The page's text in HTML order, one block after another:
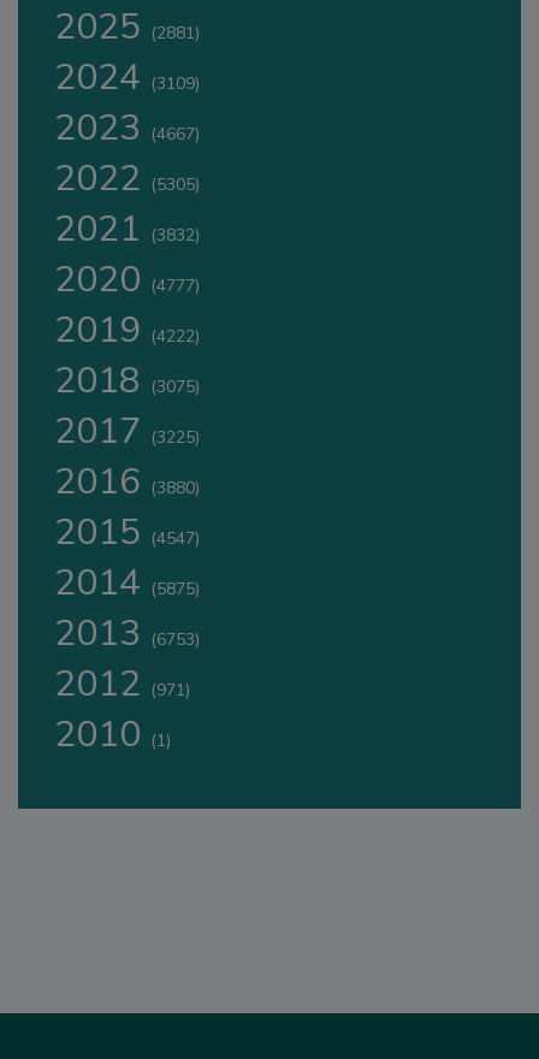
2025 (2881)
2024 (3109)
2023 (4667)
2022 (5305)
2021 (3832)
2020 (4777)
2019 (4222)
2018 (3075)
2017 (3225)
2016 (3880)
2015 (4547)
2014 (5875)
2013 (6753)
2012 (971)
2010 (1)